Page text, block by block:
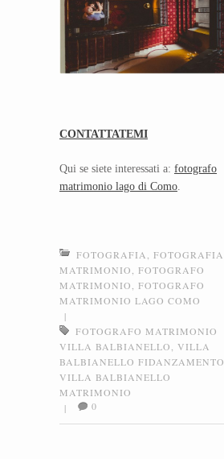
CONTATTATEMI
Qui se siete interessati a: fotografo
matrimonio lago di Como
FOTOGRAFIA
FOTOGRAFIA
MATRIMONIO
FOTOGRAFO
MATRIMONIO
FOTOGRAFO
MATRIMONIO LAGO COMO
|
FOTOGRAFO MATRIMONIO
VILLA BALBIANELLO
VILLA
BALBIANELLO FIDANZAMENTO
VILLA BALBIANELLO
MATRIMONIO
|
0